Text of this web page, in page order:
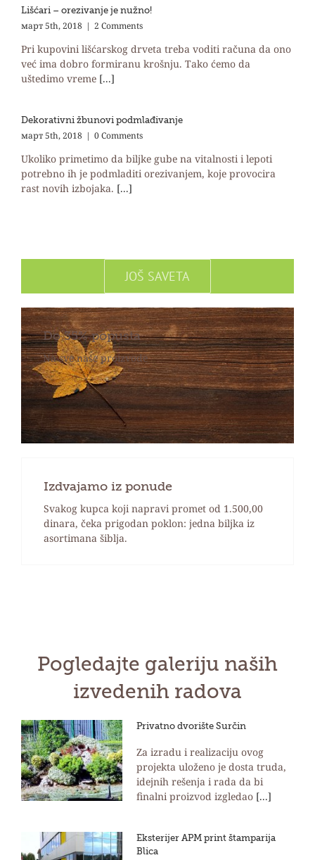
Lišćari – orezivanje je nužno!
март 5th, 2018 | 2 Comments
Pri kupovini lišćarskog drveta treba voditi računa da ono
već ima dobro formiranu krošnju. Tako ćemo da
uštedimo vreme [...]
Dekorativni žbunovi podmlađivanje
март 5th, 2018 | 0 Comments
Ukoliko primetimo da biljke gube na vitalnosti i lepoti
potrebno ih je podmladiti orezivanjem, koje provocira
rast novih izbojaka. [...]
JOŠ SAVETA
Do 35% popusta
Na sve naše proizvode
Izdvajamo iz ponude
Svakog kupca koji napravi promet od 1.500,00
dinara, čeka prigodan poklon: jedna biljka iz
asortimana šiblja.
Pogledajte galeriju naših
izvedenih radova
Privatno dvorište Surčin
Za izradu i realizaciju ovog
projekta uloženo je dosta truda,
idejnih rešenja i rada da bi
finalni proizvod izgledao [...]
Eksterijer APM print štamparija
Blica